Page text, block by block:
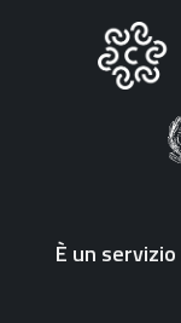
"Fattura
È un